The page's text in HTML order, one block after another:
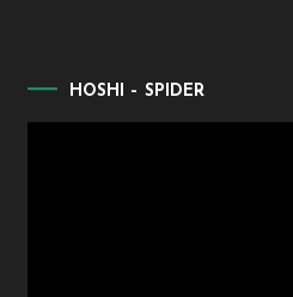
HOSHI – SPIDER